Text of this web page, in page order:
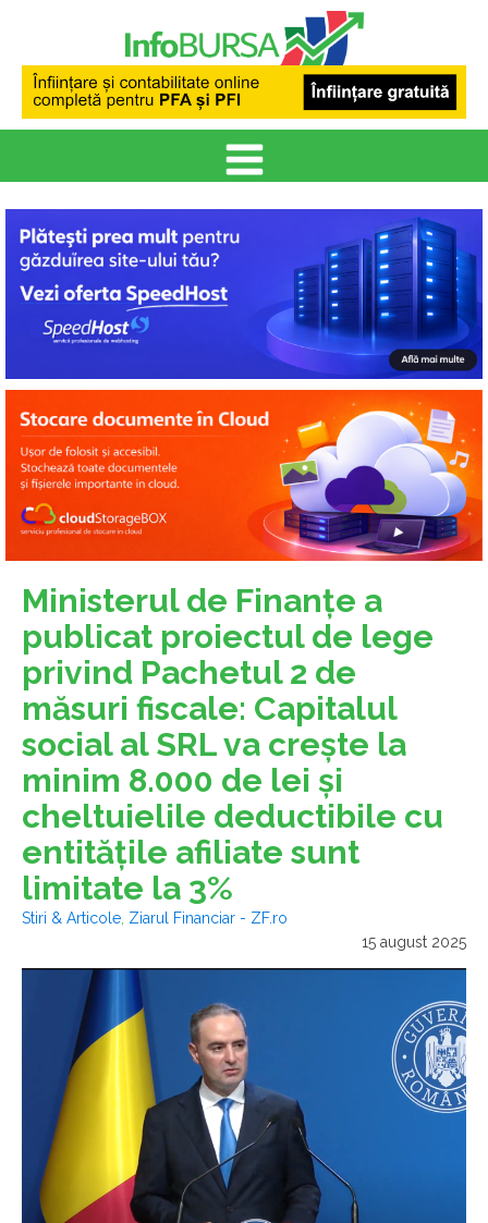
Ministerul de Finanţe a
publicat proiectul de lege
privind Pachetul 2 de
măsuri fiscale: Capitalul
social al SRL va creşte la
minim 8.000 de lei şi
cheltuielile deductibile cu
entităţile afiliate sunt
limitate la 3%
Stiri & Articole Ziarul Financiar - ZF.ro
15 august 2025